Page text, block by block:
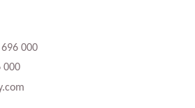
000
000